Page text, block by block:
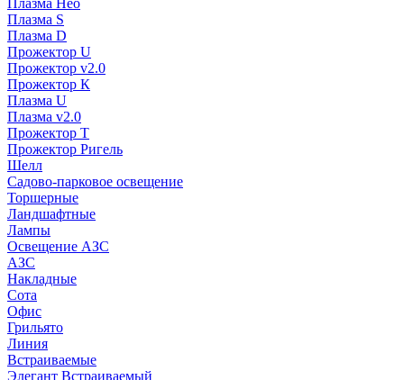
Плазма Нео
Плазма S
Плазма D
Прожектор U
Прожектор v2.0
Прожектор К
Плазма U
Плазма v2.0
Прожектор Т
Прожектор Ригель
Шелл
Садово-парковое освещение
Торшерные
Ландшафтные
Лампы
Освещение АЗС
АЗС
Накладные
Сота
Офис
Грильято
Линия
Встраиваемые
Элегант Встраиваемый